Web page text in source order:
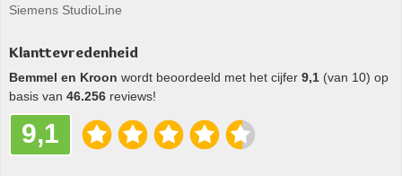
Siemens StudioLine
Klanttevredenheid
Bemmel en Kroon wordt beoordeeld met het cijfer 9,1 (van 10) op
basis van 46.256 reviews!
9,1